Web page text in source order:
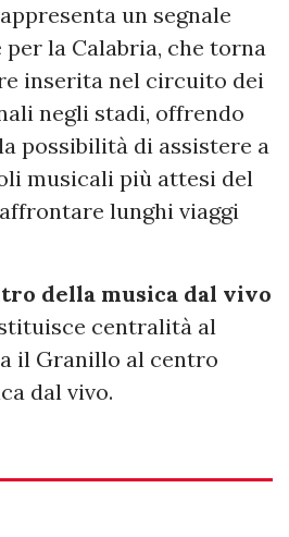
un segnale
la Calabria, che torna
inserita nel circuito dei
negli stadi, offrendo
possibilità di assistere a
musicali più attesi del
lunghi viaggi
della musica dal vivo
centralità al
il Granillo al centro
dal vivo.